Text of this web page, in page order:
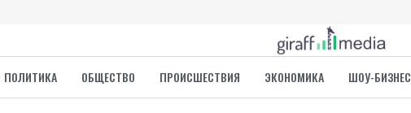
ПОЛИТИКА ОБЩЕСТВО ПРОИСШЕСТВИЯ ЭКОНОМИКА ШОУ-БИЗНЕС